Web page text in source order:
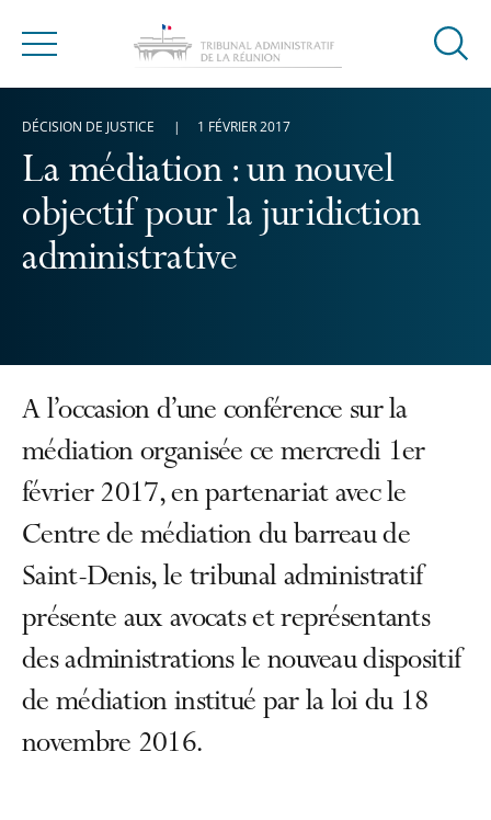
Menu
Ouvrir
La médiation : un nouvel
objectif pour la juridiction
administrative
DÉCISION DE JUSTICE 1 FÉVRIER 2017
A l’occasion d’une conférence sur la
médiation organisée ce mercredi 1er
février 2017, en partenariat avec le
Centre de médiation du barreau de
Saint-Denis, le tribunal administratif
présente aux avocats et représentants
des administrations le nouveau dispositif
de médiation institué par la loi du 18
novembre 2016.